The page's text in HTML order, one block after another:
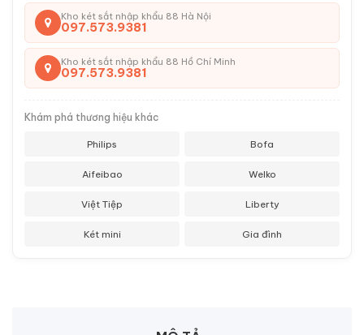
Kho két sắt nhập khẩu 88 Hà Nội
097.573.9381
Kho két sắt nhập khẩu 88 Hồ Chí Minh
097.573.9381
Khám phá thương hiệu khác
Philips Bofa
Aifeibao Welko
Việt Tiệp Liberty
Két mini Gia đình